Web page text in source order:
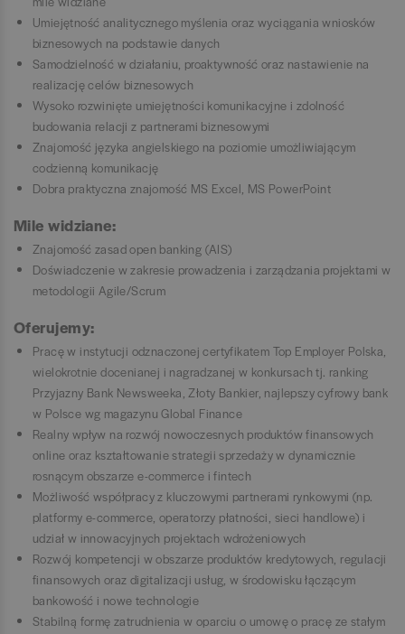
Umiejętność analitycznego myślenia oraz wyciągania wniosków
biznesowych na podstawie danych
Samodzielność w działaniu, proaktywność oraz nastawienie na
realizację celów biznesowych
Wysoko rozwinięte umiejętności komunikacyjne i zdolność
budowania relacji z partnerami biznesowymi
Znajomość języka angielskiego na poziomie umożliwiającym
codzienną komunikację
Dobra praktyczna znajomość MS Excel, MS PowerPoint
Mile widziane:
Znajomość zasad open banking (AIS)
Doświadczenie w zakresie prowadzenia i zarządzania projektami w
metodologii Agile/Scrum
Oferujemy:
Pracę w instytucji odznaczonej certyfikatem Top Employer Polska,
wielokrotnie docenianej i nagradzanej w konkursach tj. ranking
Przyjazny Bank Newsweeka, Złoty Bankier, najlepszy cyfrowy bank
w Polsce wg magazynu Global Finance
Realny wpływ na rozwój nowoczesnych produktów finansowych
online oraz kształtowanie strategii sprzedaży w dynamicznie
rosnącym obszarze e-commerce i fintech
Możliwość współpracy z kluczowymi partnerami rynkowymi (np.
platformy e-commerce, operatorzy płatności, sieci handlowe) i
udział w innowacyjnych projektach wdrożeniowych
Rozwój kompetencji w obszarze produktów kredytowych, regulacji
finansowych oraz digitalizacji usług, w środowisku łączącym
bankowość i nowe technologie
Stabilną formę zatrudnienia w oparciu o umowę o pracę ze stałym